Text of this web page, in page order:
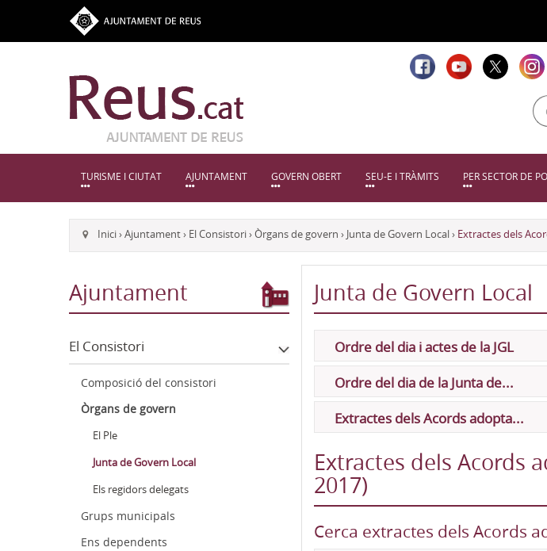
TURISME I CIUTAT AJUNTAMENT GOVERN OBERT SEU-E I TRÀMITS PER SECTOR DE
Inici›Ajuntament› El Consistori›Òrgans de govern › Junta de Govern Local› Extractes dels
Ajuntament
El Consistori
Composició del consistori
Òrgans de govern
El Ple
Junta de Govern Local
Els regidors delegats
Grups municipals
Ens dependents
Junta de Govern Local
Ordre del dia i actes de la JGL
Ordre del dia de la Junta de...
Extractes dels Acords adopta...
Extractes dels Acords
2017)
Cerca extractes dels Acords